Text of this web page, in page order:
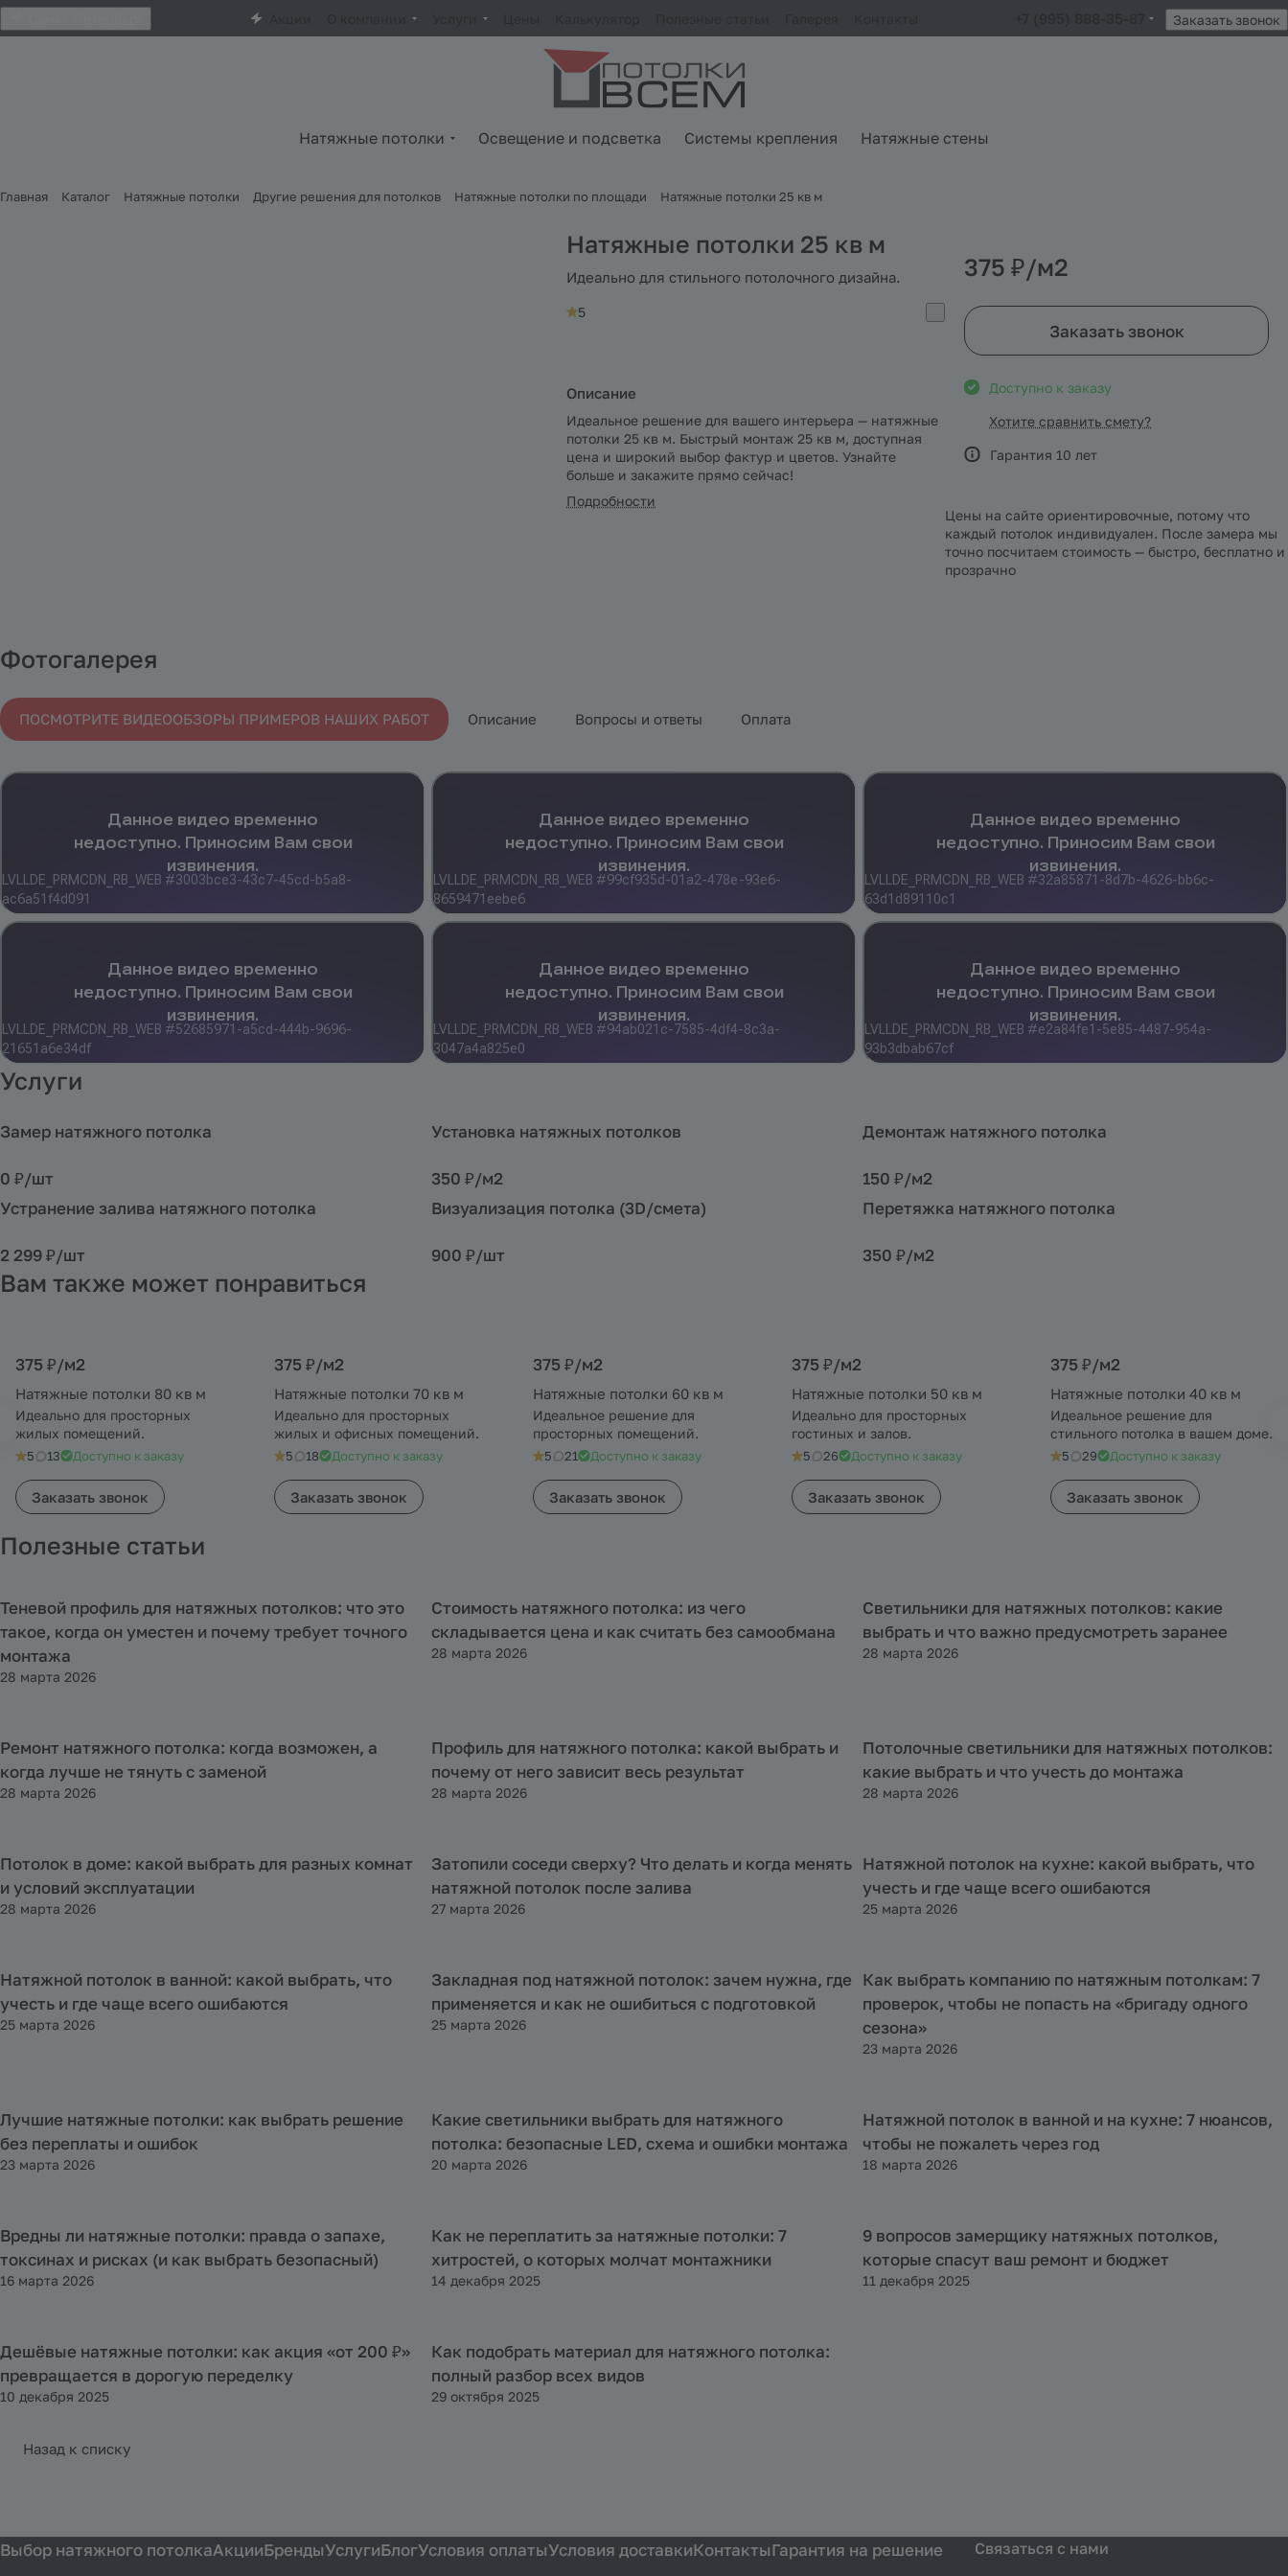
Заказать звонок
Натяжные потолки Освещение и подсветка Системы крепления Натяжные стены
Главная Каталог Натяжные потолки Другие решения для потолков Натяжные потолки по площади Натяжные потолки 25 кв м
Натяжные потолки 25 кв м
Идеально для стильного потолочного дизайна.
5
Описание
Идеальное решение для вашего интерьера — натяжные
потолки 25 кв м. Быстрый монтаж 25 кв м, доступная
цена и широкий выбор фактур и цветов. Узнайте
больше и закажите прямо сейчас!
Подробности
375 ₽/м2
Заказать звонок
Доступно к заказу
Хотите сравнить смету?
Гарантия 10 лет
Цены на сайте ориентировочные, потому что
каждый потолок индивидуален. После замера мы
точно посчитаем стоимость — быстро, бесплатно и
прозрачно
Фотогалерея
ПОСМОТРИТЕ ВИДЕООБЗОРЫ ПРИМЕРОВ НАШИХ РАБОТ Описание Вопросы и ответы Оплата
Услуги
Замер натяжного потолка
0 ₽/шт
Установка натяжных потолков
350 ₽/м2
Демонтаж натяжного потолка
150 ₽/м2
Устранение залива натяжного потолка
2 299 ₽/шт
Визуализация потолка (3D/смета)
900 ₽/шт
Перетяжка натяжного потолка
350 ₽/м2
Вам также может понравиться
375 ₽/м2
Натяжные потолки 80 кв м
Идеально для просторных
жилых помещений.
5 13 Доступно к заказу
Заказать звонок
375 ₽/м2
Натяжные потолки 70 кв м
Идеально для просторных
жилых и офисных помещений.
5 18 Доступно к заказу
Заказать звонок
375 ₽/м2
Натяжные потолки 60 кв м
Идеальное решение для
просторных помещений.
5 21 Доступно к заказу
Заказать звонок
375 ₽/м2
Натяжные потолки 50 кв м
Идеально для просторных
гостиных и залов.
5 26 Доступно к заказу
Заказать звонок
375 ₽/м2
Натяжные потолки 40 кв м
Идеальное решение для
стильного потолка в вашем доме.
5 29 Доступно к заказу
Заказать звонок
Полезные статьи
Полезная информация
Теневой профиль для натяжных потолков: что это
такое, когда он уместен и почему требует точного
монтажа
28 марта 2026
Полезная информация
Стоимость натяжного потолка: из чего
складывается цена и как считать без самообмана
28 марта 2026
Полезная информация
Светильники для натяжных потолков: какие
выбрать и что важно предусмотреть заранее
28 марта 2026
Полезная информация
Ремонт натяжного потолка: когда возможен, а
когда лучше не тянуть с заменой
28 марта 2026
Полезная информация
Профиль для натяжного потолка: какой выбрать и
почему от него зависит весь результат
28 марта 2026
Полезная информация
Потолочные светильники для натяжных потолков:
какие выбрать и что учесть до монтажа
28 марта 2026
Полезная информация
Потолок в доме: какой выбрать для разных комнат
и условий эксплуатации
28 марта 2026
Полезная информация
Затопили соседи сверху? Что делать и когда менять
натяжной потолок после залива
27 марта 2026
Полезная информация
Натяжной потолок на кухне: какой выбрать, что
учесть и где чаще всего ошибаются
25 марта 2026
Полезная информация
Натяжной потолок в ванной: какой выбрать, что
учесть и где чаще всего ошибаются
25 марта 2026
Полезная информация
Закладная под натяжной потолок: зачем нужна, где
применяется и как не ошибиться с подготовкой
25 марта 2026
Полезная информация
Как выбрать компанию по натяжным потолкам: 7
проверок, чтобы не попасть на «бригаду одного
сезона»
23 марта 2026
Полезная информация
Лучшие натяжные потолки: как выбрать решение
без переплаты и ошибок
23 марта 2026
Полезная информация
Какие светильники выбрать для натяжного
потолка: безопасные LED, схема и ошибки монтажа
20 марта 2026
Полезная информация
Натяжной потолок в ванной и на кухне: 7 нюансов,
чтобы не пожалеть через год
18 марта 2026
Полезная информация
Вредны ли натяжные потолки: правда о запахе,
токсинах и рисках (и как выбрать безопасный)
16 марта 2026
Полезная информация
Как не переплатить за натяжные потолки: 7
хитростей, о которых молчат монтажники
14 декабря 2025
Полезная информация
9 вопросов замерщику натяжных потолков,
которые спасут ваш ремонт и бюджет
11 декабря 2025
Полезная информация
Дешёвые натяжные потолки: как акция «от 200 ₽»
превращается в дорогую переделку
10 декабря 2025
Полезная информация
Как подобрать материал для натяжного потолка:
полный разбор всех видов
29 октября 2025
Назад к списку
Выбор натяжного потолкаАкцииБрендыУслугиБлогУсловия оплатыУсловия доставкиКонтактыГарантия на решение Связаться с нами